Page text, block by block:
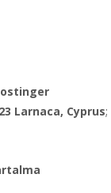
Larnaca, Cyprus;